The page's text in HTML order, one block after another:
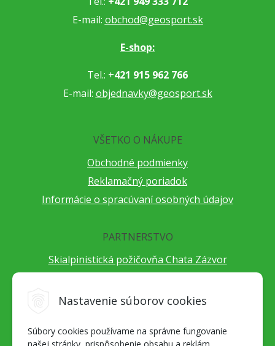
Nastavenie súborov cookies
Súbory cookies používame na správne fungovanie
E-mail: obchod@geosport.sk
E-shop:
Tel.: +421 915 962 766
E-mail: objednavky@geosport.sk
VŠETKO O NÁKUPE
Obchodné podmienky
Reklamačný poriadok
Informácie o spracúvaní osobných údajov
PARTNERSTVO
Skialpinistická požičovňa Chata Zázvor
Cestovateľský festival Cestou necestou
Alpenverein Slovensko